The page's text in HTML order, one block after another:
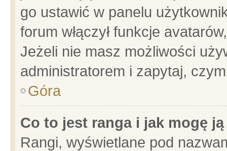
go ustawić w panelu
forum włączył funkcje
Jeżeli nie masz możliwości
administratorem i zapytaj,
Góra
Co to jest ranga i jak mogę
Rangi, wyświetlane pod